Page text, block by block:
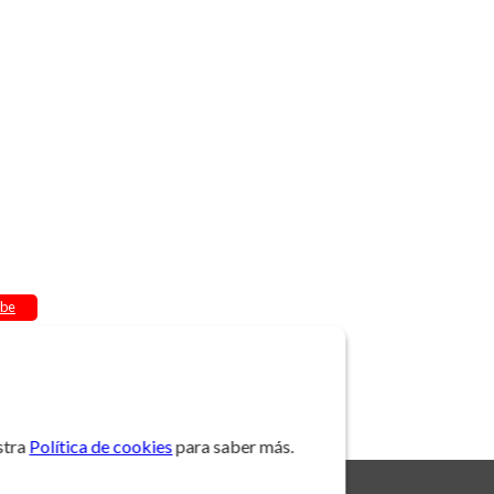
Política de cookiespara saber más.